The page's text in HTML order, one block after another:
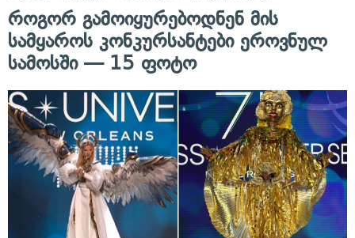
როგორ გამოიყურებოდნენ მის
სამყაროს კონკურსანტები ეროვნულ
სამოსში — 15 ფოტო